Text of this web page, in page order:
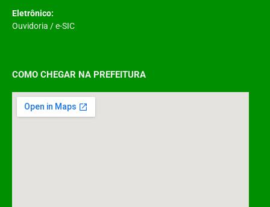
Eletrônico:
Ouvidoria /e-SIC
COMO CHEGAR NA PREFEITURA